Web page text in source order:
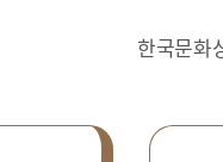
한국문화